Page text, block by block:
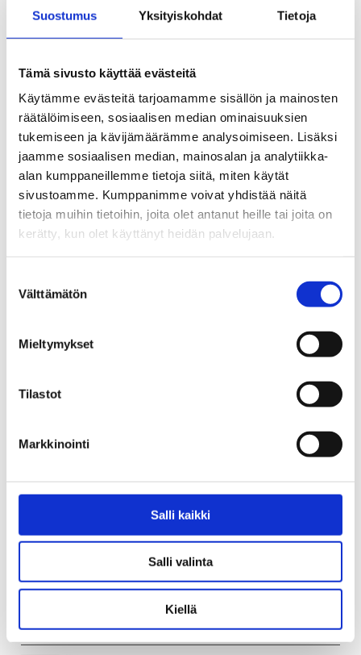
Suostumus Yksityiskohdat Tietoja
Tämä sivusto käyttää evästeitä
Käytämme evästeitä tarjoamamme sisällön ja mainosten
räätälöimiseen, sosiaalisen median ominaisuuksien
tukemiseen ja kävijämäärämme analysoimiseen. Lisäksi
jaamme sosiaalisen median, mainosalan ja analytiikka-
alan kumppaneillemme tietoja siitä, miten käytät
sivustoamme. Kumppanimme voivat yhdistää näitä
tietoja muihin tietoihin, joita olet antanut heille tai joita on
kerätty, kun olet käyttänyt heidän palvelujaan.
valinta
Välttämätön
Mieltymykset
Tilastot
Markkinointi
Salli kaikki
Salli valinta
Kiellä
päihdetyö kunnissa -kyselyllä. Kyselyn tulokset
julkaistaan tämän kevään aikana.
Teksti:Minna Saano